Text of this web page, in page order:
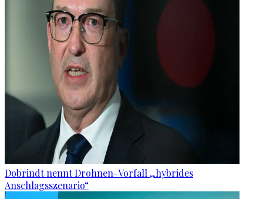
Dobrindt nennt Drohnen-Vorfall „hybrides
Anschlagsszenario“